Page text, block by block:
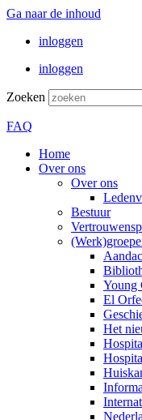
Ga naar de inhoud
inloggen
inloggen
Zoeken
FAQ
Home
Over ons
Over ons
Bestuur
Young
El
Het